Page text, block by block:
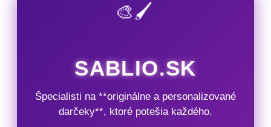
🎨🖌️
SABLIO.SK
Špecialisti na **originálne a personalizované
darčeky**, ktoré potešia každého.